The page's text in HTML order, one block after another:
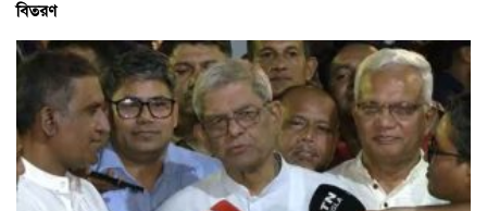
বিতরণ